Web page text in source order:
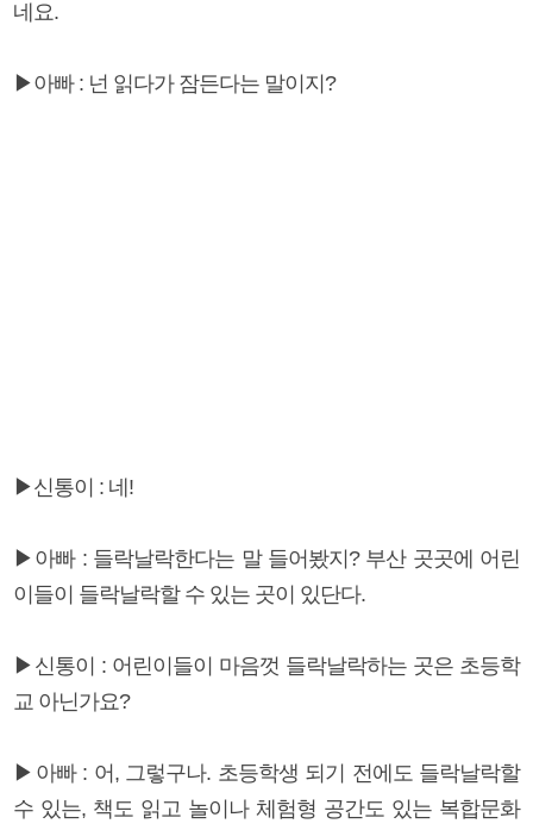
네요.
▶아빠 : 넌 읽다가 잠든다는 말이지?
▶신통이 : 네!
▶아빠 : 들락날락한다는 말 들어봤지? 부산 곳곳에 어린
이들이 들락날락할 수 있는 곳이 있단다.
▶신통이 : 어린이들이 마음껏 들락날락하는 곳은 초등학
교 아닌가요?
▶아빠 : 어, 그렇구나. 초등학생 되기 전에도 들락날락할
수 있는, 책도 읽고 놀이나 체험형 공간도 있는 복합문화